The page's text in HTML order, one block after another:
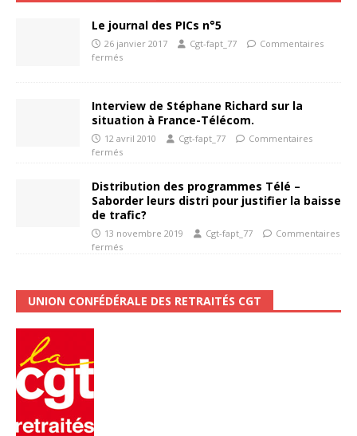
Le journal des PICs n°5
26 janvier 2017 Cgt-fapt_77
Commentaires
fermés
Interview de Stéphane Richard sur la
situation à France-Télécom.
12 avril 2010 Cgt-fapt_77
Commentaires
fermés
Distribution des programmes Télé –
Saborder leurs distri pour justifier la baisse
de trafic?
13 novembre 2019 Cgt-fapt_77
Commentaires
fermés
UNION CONFÉDÉRALE DES RETRAITÉS CGT